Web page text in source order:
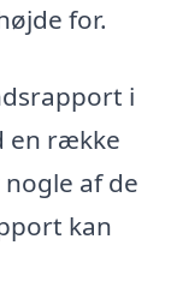
for.
i
en række
af de
kan